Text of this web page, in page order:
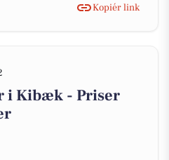
Kopiér link
i Kibæk - Priser